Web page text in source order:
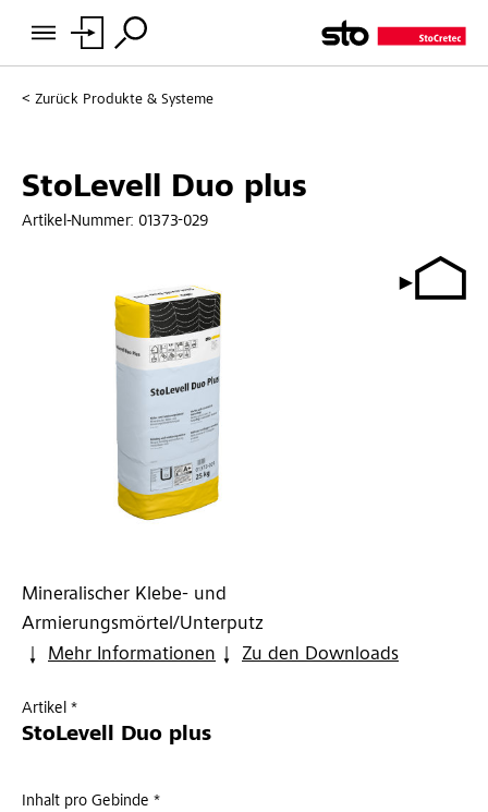
Zurück Produkte & Systeme
StoLevell Duo plus
Artikel-Nummer: 01373-029
Mineralischer Klebe- und
Armierungsmörtel/Unterputz
Mehr Informationen
Zu den Downloads
Artikel *
StoLevell Duo plus
Inhalt pro Gebinde *